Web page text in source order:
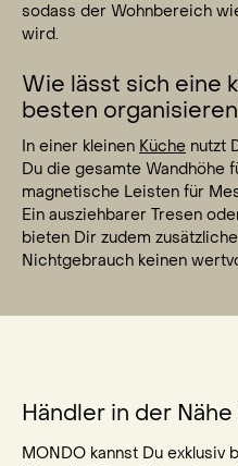
sodass der Wohnbereich
wird.
Wie lässt sich eine
besten
In einer kleinen Küche nutzt
Du die gesamte Wandhöhe
magnetische Leisten für
Ein ausziehbarer Tresen
bieten Dir zudem
Nichtgebrauch keinen
Händler in der
MONDO kannst Du exklusiv